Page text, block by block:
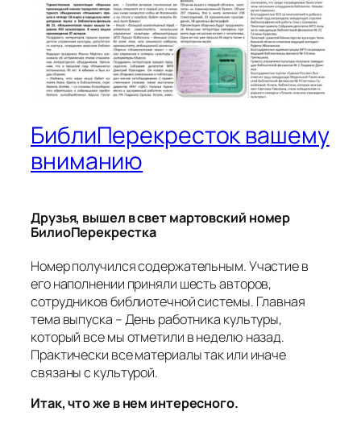
БиблиПерекресток вашему
вниманию
Друзья, вышел в свет мартовский номер
БилиоПерекрестка
Номер получился содержательным. Участие в
его наполнении приняли шесть авторов,
сотрудников библиотечной системы. Главная
тема выпуска – День работника культуры,
который все мы отметили в неделю назад.
Практически все материалы так или иначе
связаны с культурой.
Итак, что же в нем интересного.